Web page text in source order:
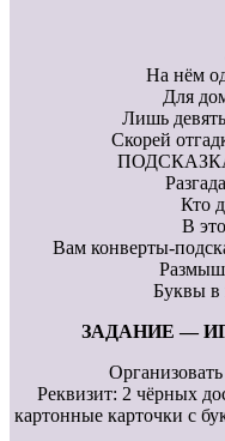
На нём
Для
Лишь
Скорей
ПОДСКАЗКА.
Кто
В
Вам конверты-
Буквы в
ЗАДАНИЕ —
Реквизит: 2 чёрных
картонные карточки с